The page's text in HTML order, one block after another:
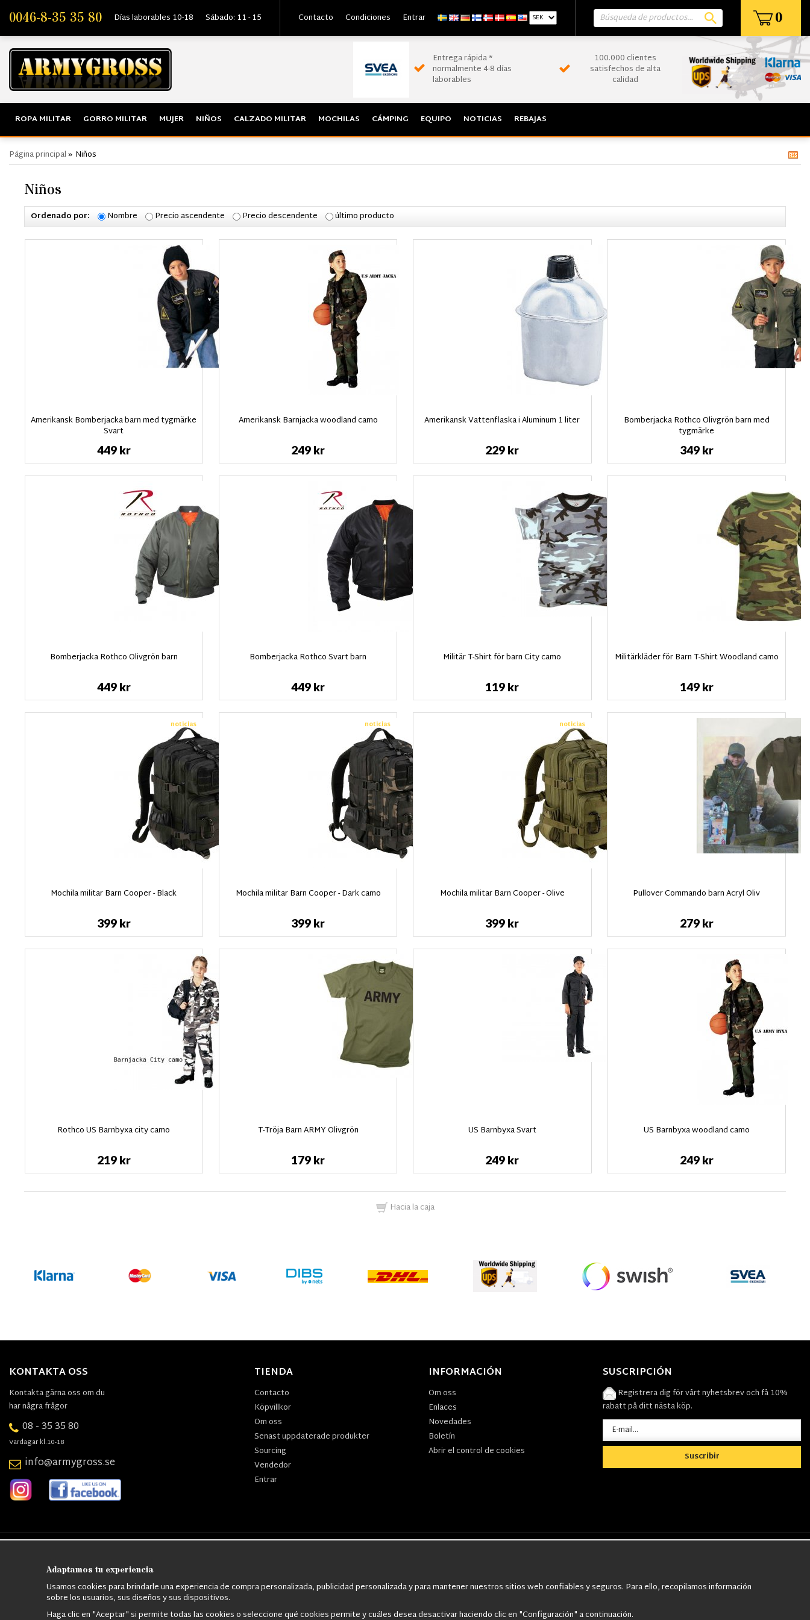
0046-8-35 35 80 Días laborables 10-18 Sábado: 11 - 15 Contacto Condiciones Entrar 0
Entrega rápida *
normalmente 4-8 días
laborables
100.000 clientes
satisfechos de alta
calidad
ROPA MILITAR GORRO MILITAR MUJER NIÑOS CALZADO MILITAR MOCHILAS CÁMPING EQUIPO NOTICIAS REBAJAS
Página principal» Niños
Niños
Ordenado por: Nombre Precio ascendente Precio descendente último producto
Amerikansk Bomberjacka barn med tygmärke
Svart
449 kr
Amerikansk Barnjacka woodland camo
249 kr
Amerikansk Vattenflaska i Aluminum 1 liter
229 kr
Bomberjacka Rothco Olivgrön barn med
tygmärke
349 kr
Bomberjacka Rothco Olivgrön barn
449 kr
Bomberjacka Rothco Svart barn
449 kr
Militär T-Shirt för barn City camo
119 kr
Militärkläder för Barn T-Shirt Woodland camo
149 kr
noticias
Mochila militar Barn Cooper - Black
399 kr
noticias
Mochila militar Barn Cooper - Dark camo
399 kr
noticias
Mochila militar Barn Cooper - Olive
399 kr
Pullover Commando barn Acryl Oliv
279 kr
Rothco US Barnbyxa city camo
219 kr
T-Tröja Barn ARMY Olivgrön
179 kr
US Barnbyxa Svart
249 kr
US Barnbyxa woodland camo
249 kr
Hacia la caja
KONTAKTA OSS
Kontakta gärna oss om du
har några frågor
08 - 35 35 80
Vardagar kl.10-18
info@armygross.se
TIENDA
Contacto
Köpvillkor
Om oss
Senast uppdaterade produkter
Sourcing
Vendedor
Entrar
INFORMACIÓN
Om oss
Enlaces
Novedades
Boletín
Abrir el control de cookies
SUSCRIPCIÓN
Registrera dig för vårt nyhetsbrev och få 10%
rabatt på ditt nästa köp.
Suscribir
M65 Jackor,
Adaptamos tu experiencia
Usamos cookies para brindarle una experiencia de compra personalizada, publicidad personalizada y para mantener nuestros sitios web confiables y seguros. Para ello, recopilamos información
sobre los usuarios, sus diseños y sus dispositivos.
Haga clic en "Aceptar" si permite todas las cookies o seleccione qué cookies permite y cuáles desea desactivar haciendo clic en "Configuración" a continuación.